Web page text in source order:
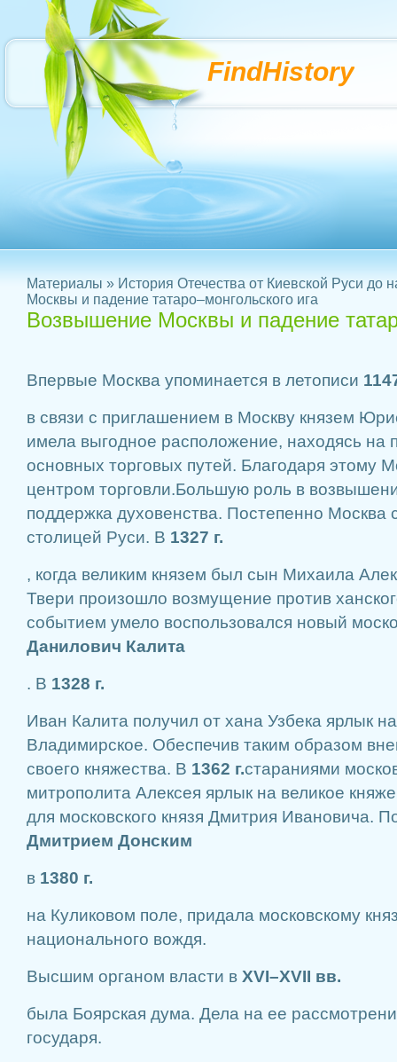
FindHistory
Материалы » История Отечества от Киевской Руси до
Москвы и падение татаро–монгольского ига
Возвышение Москвы и падение
Впервые Москва упоминается в летописи
в связи с приглашением в Москву князем
имела выгодное расположение, находясь на
основных торговых путей. Благодаря этому
центром торговли.Большую роль в
поддержка духовенства. Постепенно Москва
столицей Руси. В 1327 г.
, когда великим князем был сын Михаила
Твери произошло возмущение против
событием умело воспользовался новый
Данилович Калита
. В 1328 г.
Иван Калита получил от хана Узбека ярлык
Владимирское. Обеспечив таким образом
своего княжества. В 1362 г.стараниями
митрополита Алексея ярлык на великое
для московского князя Дмитрия Ивановича.
Дмитрием Донским
в 1380 г.
на Куликовом поле, придала московскому
национального вождя.
Высшим органом власти в XVI–XVII вв.
была Боярская дума. Дела на ее
государя.